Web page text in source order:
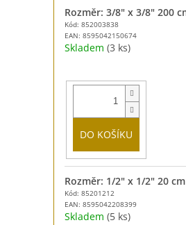
Kód: 852003838
EAN: 8595042150674
Rozměr: 3/8" x 3/8" 200
Skladem (3 ks)
DO KOŠÍKU
Kód: 85201212
EAN: 8595042208399
Rozměr: 1/2" x 1/2" 20 cm
Skladem (5 ks)